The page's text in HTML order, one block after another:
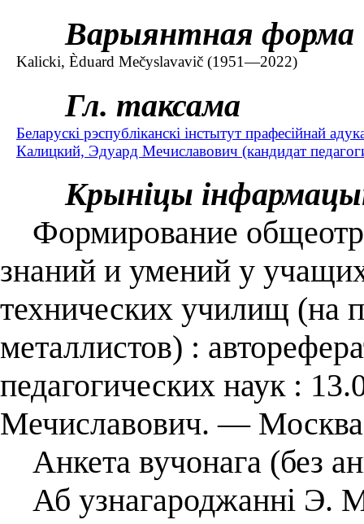
Варыянтная форма
Kalicki, Èduard Mečyslavavič (1951—2022)
Гл. таксама
Беларускі рэспубліканскі інстытут прафесійнай
Калицкий, Эдуард Мечиславович (кандидат
Крыніцы
Формирование
знаний и умений у
технических училищ (на
металлистов) :
педагогических наук :
Мечиславович. ―
Анкета вучонага (без
Аб узнагароджанні Э.